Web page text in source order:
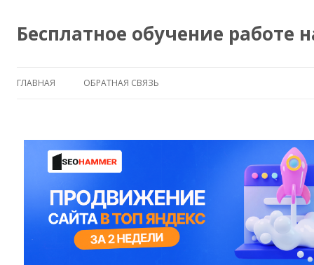
Бесплатное обучение работе
ГЛАВНАЯ ОБРАТНАЯ СВЯЗЬ